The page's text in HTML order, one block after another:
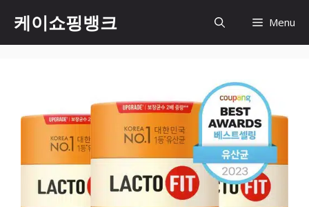
content
케이쇼핑뱅크 Menu